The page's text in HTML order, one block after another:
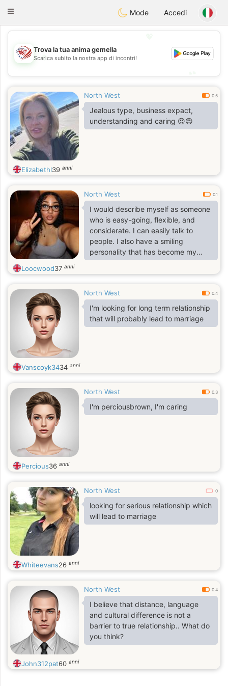
StatesDating
Toggle
Mode Accedi
💖
💕
Trova la tua anima gemella
Scarica subito la nostra app di incontri!
North West 0.5
Jealous type, business expact,
understanding and caring 😍😍
Elizabethl39 anni
North West 0.1
I would describe myself as someone
who is easy-going, flexible, and
considerate. I can easily talk to
people. I also have a smiling
personality that has become my
asset for my work. I am also flexible
because I like to learn new things
am someone who doesn't stop
learning in life.
Loocwood37 anni
North West 0.4
I'm looking for long term relationship
that will probably lead to marriage
Vanscoyk3434 anni
North West 0.3
I'm perciousbrown, I'm caring
Percious36 anni
North West 0
looking for serious relationship which
will lead to marriage
Whiteevans26 anni
North West 0.4
I believe that distance, language
and cultural difference is not a
barrier to true relationship.. What do
you think?
John312pat60 anni